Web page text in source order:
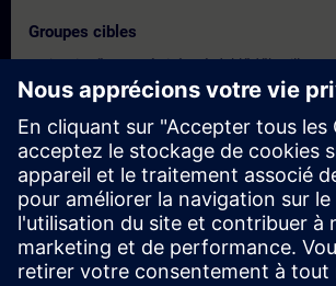
Groupes cibles
Az ipari műszerezés iránt érdeklődők,
tervezők, üzemeltetők, rendszerintegrátorok,
végfelhasználók.
Dates et inscriptions
Actuellement, aucun événement disponible
Inscrivez-vous sur la liste de demandes et